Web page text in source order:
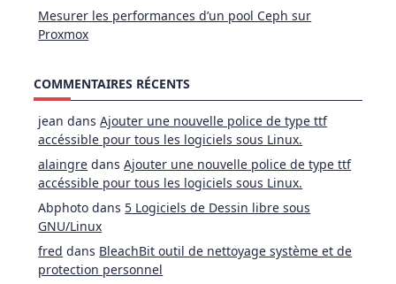
Mesurer les performances d’un pool Ceph sur
Proxmox
COMMENTAIRES RÉCENTS
jean dansAjouter une nouvelle police de type ttf
accéssible pour tous les logiciels sous Linux.
alaingre dansAjouter une nouvelle police de type ttf
accéssible pour tous les logiciels sous Linux.
Abphoto dans 5 Logiciels de Dessin libre sous
GNU/Linux
fred dans BleachBit outil de nettoyage système et de
protection personnel